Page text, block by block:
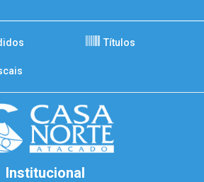
Títulos
Institucional